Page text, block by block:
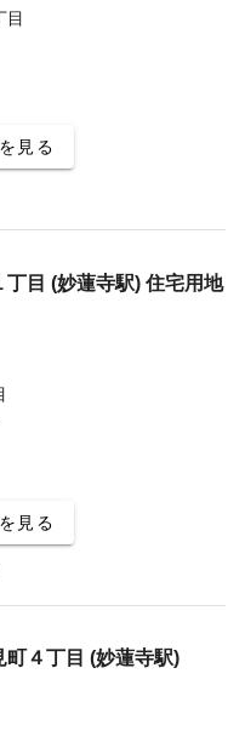
目
見る
目 (妙蓮寺駅) 住宅用地
見る
４丁目 (妙蓮寺駅)